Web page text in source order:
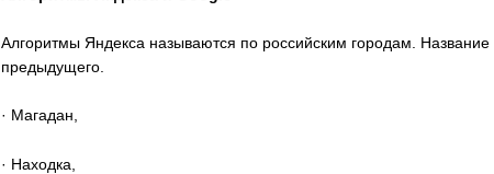
Алгоритмы Яндекса называются по российским городам.
предыдущего.
· Магадан,
· Находка,